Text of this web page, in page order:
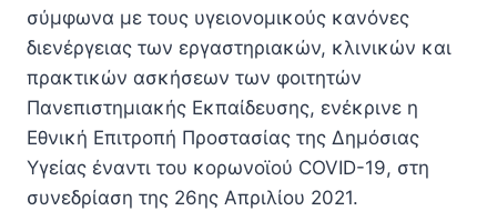
σύμφωνα με τους υγειονομικούς κανόνες
διενέργειας των εργαστηριακών, κλινικών και
πρακτικών ασκήσεων των φοιτητών
Πανεπιστημιακής Εκπαίδευσης, ενέκρινε η
Εθνική Επιτροπή Προστασίας της Δημόσιας
Υγείας έναντι του κορωνοϊού COVID-19, στη
συνεδρίαση της 26ης Απριλίου 2021.